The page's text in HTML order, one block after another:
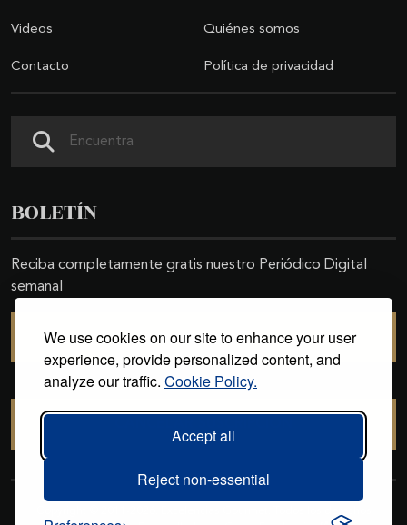
We use cookies on our site to enhance your user
experience, provide personalized content, and
analyze our traffic. Cookie Policy.
Accept all
Reject non-essential
Videos Quiénes somos
Contacto Política de privacidad
BOLETÍN
Reciba completamente gratis nuestro Periódico Digital
semanal
SUSCRIBIRSE